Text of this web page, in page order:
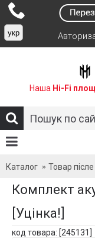
укр
Наша Hi-Fi
Каталог Товар
Комплект
[Уцінка!]
код товара: